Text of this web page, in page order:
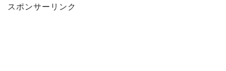
スポンサーリンク